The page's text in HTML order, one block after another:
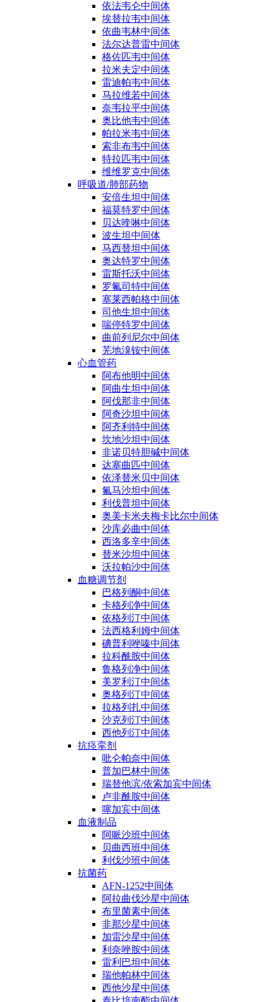
依法韦仑中间体
埃替拉韦中间体
依曲韦林中间体
法尔达普雷中间体
格佐匹韦中间体
拉米夫定中间体
雷迪帕韦中间体
马拉维若中间体
奈韦拉平中间体
奥比他韦中间体
帕拉米韦中间体
索非布韦中间体
特拉匹韦中间体
维维罗克中间体
呼吸道/肺部药物
安倍生坦中间体
福莫特罗中间体
贝达喹啉中间体
波生坦中间体
马西替坦中间体
奥达特罗中间体
雷斯托沃中间体
罗氟司特中间体
塞莱西帕格中间体
司他生坦中间体
喘停特罗中间体
曲前列尼尔中间体
芜地溴铵中间体
心血管药
阿布他明中间体
阿曲生坦中间体
阿伐那非中间体
阿奇沙坦中间体
阿齐利特中间体
坎地沙坦中间体
非诺贝特胆碱中间体
达塞曲匹中间体
依泽替米贝中间体
氟马沙坦中间体
利伐普坦中间体
奥美卡米夫梅卡比尔中间体
沙库必曲中间体
西洛多辛中间体
替米沙坦中间体
沃拉帕沙中间体
血糖调节剂
巴格列酮中间体
卡格列净中间体
依格列汀中间体
法西格利姆中间体
碘普利唑嗪中间体
拉科酰胺中间体
鲁格列净中间体
美罗利汀中间体
奥格列汀中间体
拉格列扎中间体
沙克列汀中间体
西他列汀中间体
抗痉挛剂
吡仑帕奈中间体
普加巴林中间体
瑞替他滨/依索加宾中间体
卢非酰胺中间体
噻加宾中间体
血液制品
阿哌沙班中间体
贝曲西班中间体
利伐沙班中间体
抗菌药
AFN-1252中间体
阿拉曲伐沙星中间体
布里菌素中间体
非那沙星中间体
加雷沙星中间体
利奈唑胺中间体
雷利巴坦中间体
瑞他帕林中间体
西他沙星中间体